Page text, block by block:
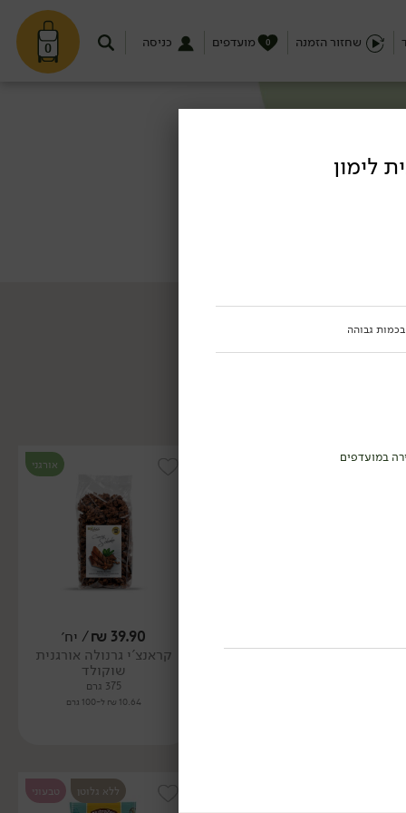
0 שחזור הזמנה מועדפים 0 כניסה
אורגני
39.90
₪/ יח׳
קראנצ'י גרנולה אורגנית
שוקולד
375 גרם
10.64 ₪ ל-100 גרם
ללא גלוטן טבעוני
לימון
בכמות גבוהה
במועדפים